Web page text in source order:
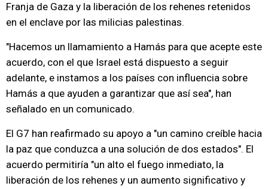
Franja de Gaza y la liberación de los rehenes retenidos
en el enclave por las milicias palestinas.
"Hacemos un llamamiento a Hamás para que acepte este
acuerdo, con el que Israel está dispuesto a seguir
adelante, e instamos a los países con influencia sobre
Hamás a que ayuden a garantizar que así sea", han
señalado en un comunicado.
El G7 han reafirmado su apoyo a "un camino creíble hacia
la paz que conduzca a una solución de dos estados". El
acuerdo permitiría "un alto el fuego inmediato, la
liberación de los rehenes y un aumento significativo y